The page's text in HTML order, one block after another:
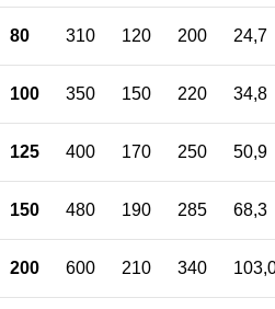
80 310 120 200 24,7
100 350 150 220 34,8
125 400 170 250 50,9
150 480 190 285 68,3
200 600 210 340